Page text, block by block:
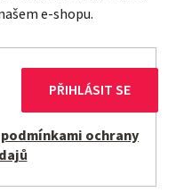
e-shopu.
podmínkami ochrany
PŘIHLÁSIT SE